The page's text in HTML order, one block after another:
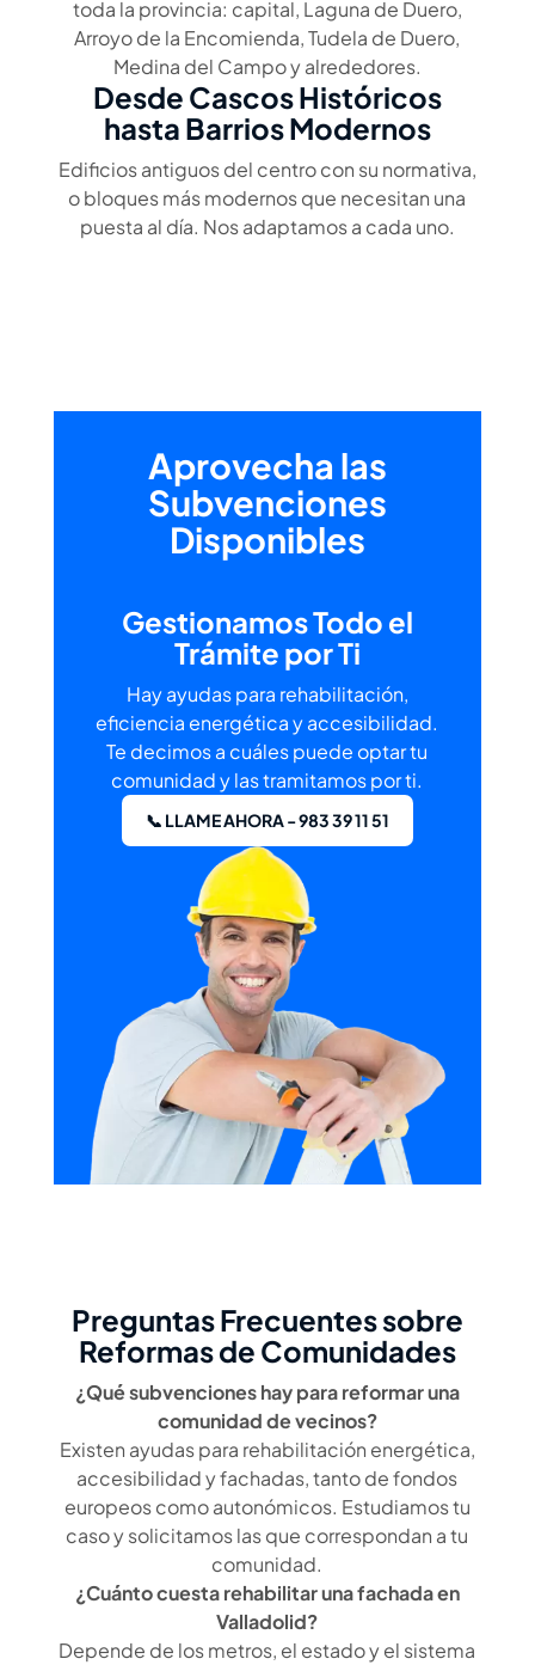
toda la provincia: capital, Laguna de Duero,
Arroyo de la Encomienda, Tudela de Duero,
Medina del Campo y alrededores.
Desde Cascos Históricos
hasta Barrios Modernos
Edificios antiguos del centro con su normativa,
o bloques más modernos que necesitan una
puesta al día. Nos adaptamos a cada uno.
Aprovecha las
Subvenciones
Disponibles
Gestionamos Todo el
Trámite por Ti
Hay ayudas para rehabilitación,
eficiencia energética y accesibilidad.
Te decimos a cuáles puede optar tu
comunidad y las tramitamos por ti.
📞 LLAME AHORA - 983 39 11 51
Preguntas Frecuentes sobre
Reformas de Comunidades
¿Qué subvenciones hay para reformar una
comunidad de vecinos?
Existen ayudas para rehabilitación energética,
accesibilidad y fachadas, tanto de fondos
europeos como autonómicos. Estudiamos tu
caso y solicitamos las que correspondan a tu
comunidad.
¿Cuánto cuesta rehabilitar una fachada en
Valladolid?
Depende de los metros, el estado y el sistema